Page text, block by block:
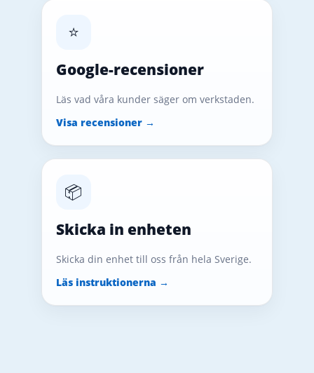
⭐
Google-recensioner
Läs vad våra kunder säger om verkstaden.
Visa recensioner →
📦
Skicka in enheten
Skicka din enhet till oss från hela Sverige.
Läs instruktionerna →